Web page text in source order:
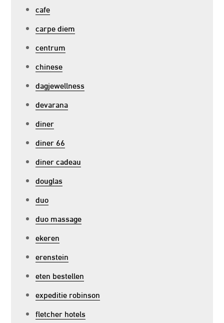
cafe
carpe diem
centrum
chinese
dagjewellness
devarana
diner
diner 66
diner cadeau
douglas
duo
duo massage
ekeren
erenstein
eten bestellen
expeditie robinson
fletcher hotels